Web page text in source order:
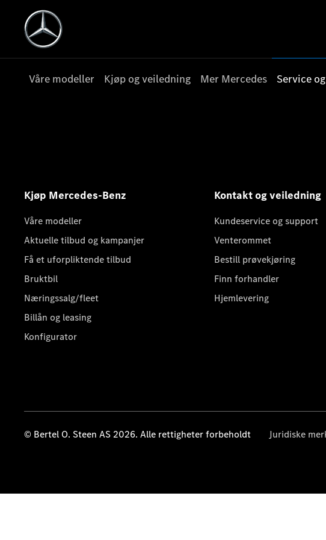
Våre modeller Kjøp og veiledning Mer Mercedes Service
Kjøp Mercedes-Benz
Våre modeller
Aktuelle tilbud og kampanjer
Få et uforpliktende tilbud
Bruktbil
Næringssalg/fleet
Billån og leasing
Konfigurator
Kontakt og veiledning
Kundeservice og support
Venterommet
Bestill prøvekjøring
Finn forhandler
Hjemlevering
© Bertel O. Steen AS 2026. Alle rettigheter forbeholdt Juridiske